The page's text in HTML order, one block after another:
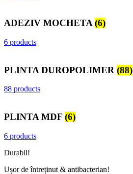
ADEZIV MOCHETA (6)
6 products
PLINTA DUROPOLIMER (88)
88 products
PLINTA MDF (6)
6 products
Durabil!
Ușor de întreținut & antibacterian!